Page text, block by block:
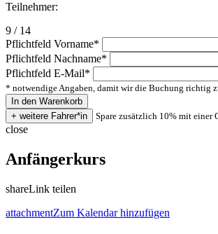
Teilnehmer:
9 / 14
Pflichtfeld Vorname*
Pflichtfeld Nachname*
Pflichtfeld E-Mail*
* notwendige Angaben, damit wir die Buchung richtig
Spare zusätzlich 10% mit einer
close
Anfängerkurs
shareLink teilen
attachmentZum Kalendar hinzufügen